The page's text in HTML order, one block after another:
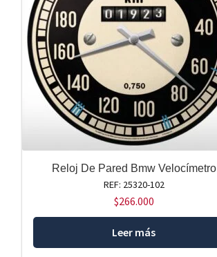
Reloj De Pared Bmw Velocímetro
REF: 25320-102
$266.000
Leer más